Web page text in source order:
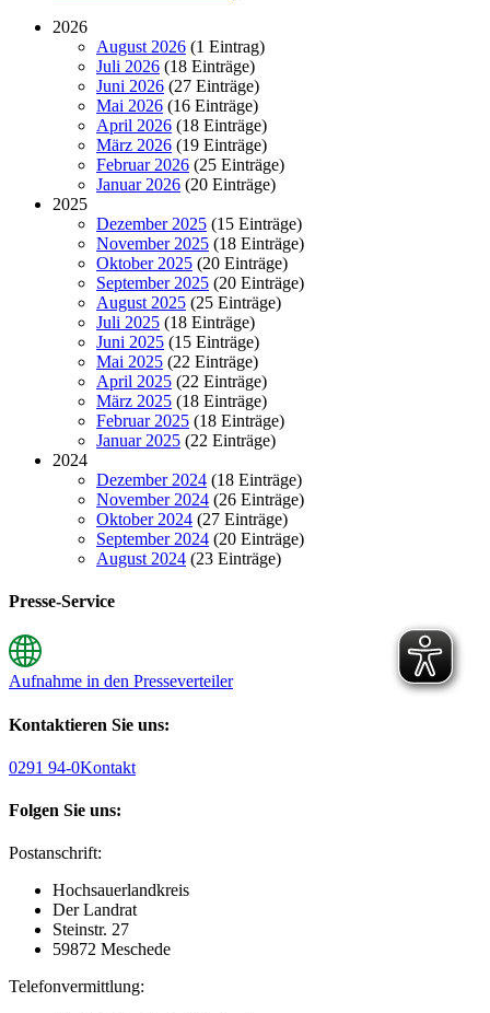
2026
August 2026 (1 Eintrag)
Juli 2026 (18 Einträge)
Juni 2026 (27 Einträge)
Mai 2026 (16 Einträge)
April 2026 (18 Einträge)
März 2026 (19 Einträge)
Februar 2026 (25 Einträge)
Januar 2026 (20 Einträge)
2025
Dezember 2025 (15 Einträge)
November 2025 (18 Einträge)
Oktober 2025 (20 Einträge)
September 2025 (20 Einträge)
August 2025 (25 Einträge)
Juli 2025 (18 Einträge)
Juni 2025 (15 Einträge)
Mai 2025 (22 Einträge)
April 2025 (22 Einträge)
März 2025 (18 Einträge)
Februar 2025 (18 Einträge)
Januar 2025 (22 Einträge)
2024
Dezember 2024 (18 Einträge)
November 2024 (26 Einträge)
Oktober 2024 (27 Einträge)
September 2024 (20 Einträge)
August 2024 (23 Einträge)
Presse-Service
Aufnahme in den Presseverteiler
Kontaktieren Sie uns:
0291 94-0Kontakt
Folgen Sie uns:
Postanschrift:
Hochsauerlandkreis
Der Landrat
Steinstr. 27
59872 Meschede
Telefonvermittlung: